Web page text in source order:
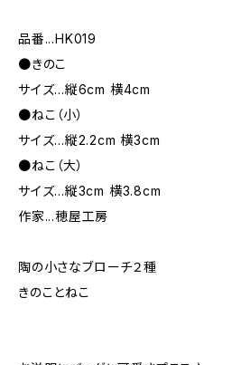
品番...HK019
●きのこ
サイズ...縦6cm 横4cm
●ねこ（小）
サイズ...縦2.2cm 横3cm
●ねこ（大）
サイズ...縦3cm 横3.8cm
作家...穂屋工房
陶の小さなブローチ２種
きのことねこ